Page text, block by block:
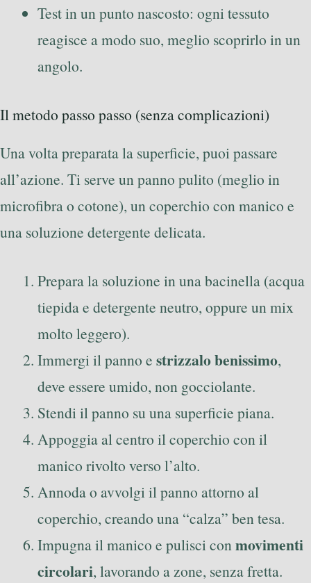
Test in un punto nascosto: ogni tessuto
reagisce a modo suo, meglio scoprirlo in un
angolo.
Il metodo passo passo (senza complicazioni)
Una volta preparata la superficie, puoi passare
all’azione. Ti serve un panno pulito (meglio in
microfibra o cotone), un coperchio con manico e
una soluzione detergente delicata.
Prepara la soluzione in una bacinella (acqua
tiepida e detergente neutro, oppure un mix
molto leggero).
Immergi il panno e strizzalo benissimo,
deve essere umido, non gocciolante.
Stendi il panno su una superficie piana.
Appoggia al centro il coperchio con il
manico rivolto verso l’alto.
Annoda o avvolgi il panno attorno al
coperchio, creando una “calza” ben tesa.
Impugna il manico e pulisci conmovimenti
circolari, lavorando a zone, senza fretta.